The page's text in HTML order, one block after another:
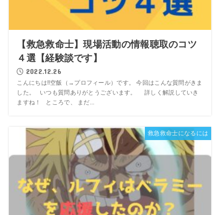
【救急救命士】現場活動の情報聴取のコツ
４選【経験談です】
2022.12.26
こんにちは‼空飯（→プロフィール）です。 今回はこんな質問がきま
した。 いつも質問ありがとうございます。 詳しく解説していき
ますね！ ところで、 まだ...
救急救命士になるには